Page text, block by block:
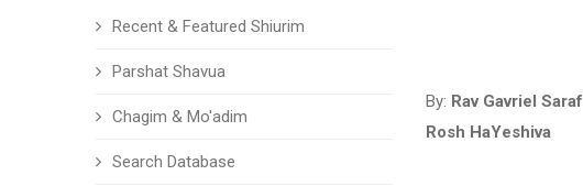
Recent & Featured Shiurim
Parshat Shavua
Chagim & Mo'adim
Search Database
By: Rav Gavriel Saraf
Rosh HaYeshiva